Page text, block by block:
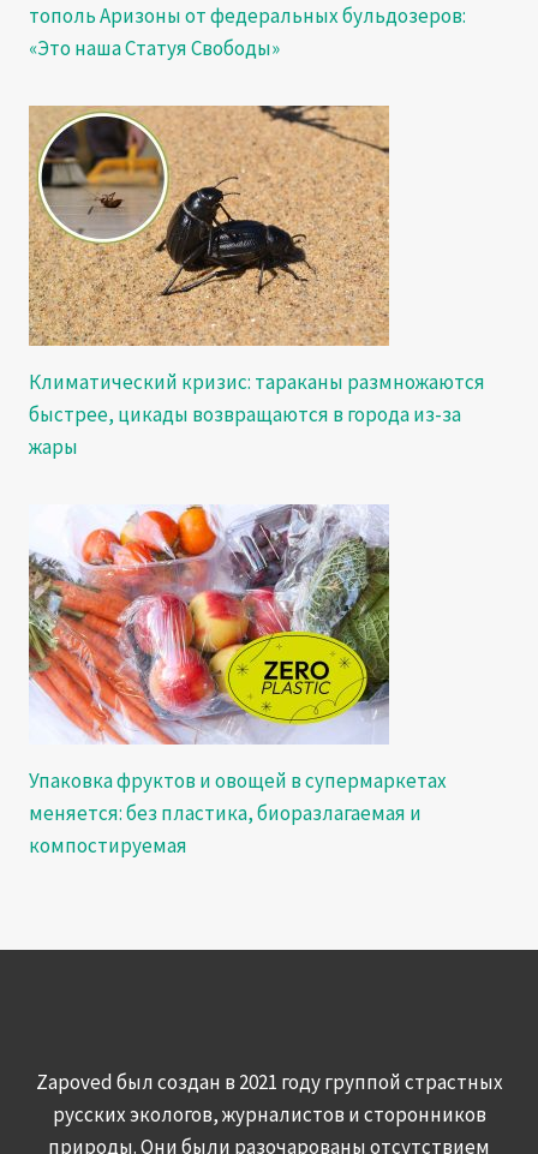
тополь Аризоны от федеральных бульдозеров:
«Это наша Статуя Свободы»
Климатический кризис: тараканы размножаются
быстрее, цикады возвращаются в города из-за
жары
Упаковка фруктов и овощей в супермаркетах
меняется: без пластика, биоразлагаемая и
компостируемая
Zapoved был создан в 2021 году группой страстных
русских экологов, журналистов и сторонников
природы. Они были разочарованы отсутствием